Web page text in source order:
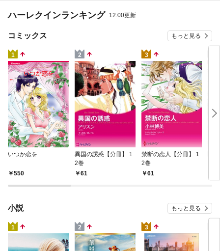
ハーレクインランキング 12:00更新
コミックス もっと見る
1
いつか恋を
550
2
異国の誘惑【分冊】 1
2巻
61
3
禁断の恋人【分冊】 1
2巻
61
隠
小説 もっと見る
1 2 3